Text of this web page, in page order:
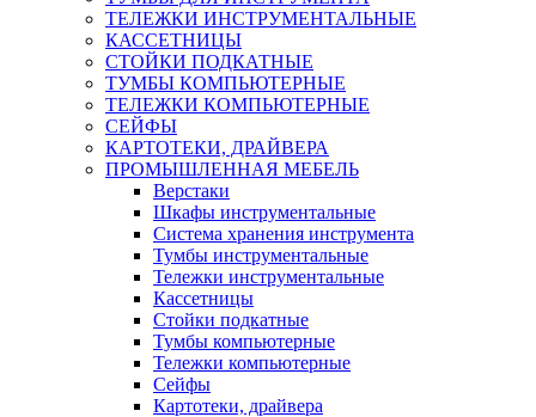
ТЕЛЕЖКИ ИНСТРУМЕНТАЛЬНЫЕ
КАССЕТНИЦЫ
СТОЙКИ ПОДКАТНЫЕ
ТУМБЫ КОМПЬЮТЕРНЫЕ
ТЕЛЕЖКИ КОМПЬЮТЕРНЫЕ
СЕЙФЫ
КАРТОТЕКИ, ДРАЙВЕРА
ПРОМЫШЛЕННАЯ МЕБЕЛЬ
Верстаки
Шкафы инструментальные
Система хранения инструмента
Тумбы инструментальные
Тележки инструментальные
Кассетницы
Стойки подкатные
Тумбы компьютерные
Тележки компьютерные
Сейфы
Картотеки, драйвера